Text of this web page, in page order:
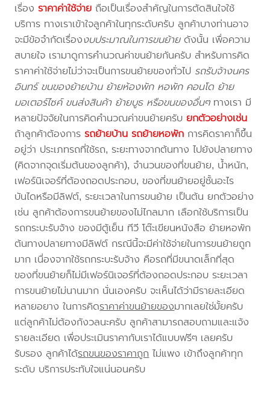
เรื่องราคาค่าใช้จ่าย ถือเป็นเรื่องสำคัญในการตัดสินใจใช้
บริการ ทางเราเข้าใจลูกค้าในทุกระดับครับ ลูกค้าบางท่านอาจ
จะมีข้อจำกัดเรื่องงบประมาณในการขนย้ายดังนั้น เพื่อความ
สบายใจ เรามาดูการคำนวณค่าขนย้ายกันครับ สำหรับการคิด
ราคาค่าใช้จ่ายไม่ว่าจะเป็นการขนย้ายของทั่วไป รถรับจ้างนคร
อินทร์ ขนของย้ายบ้าน ย้ายห้องพัก หอพัก คอนโด ย้าย
มอเตอร์ไซค์ ขนส่งสินค้า ย้ายบูธ หรือขนของอื่นๆทางเรา มี
หลายปัจจัยในการคิดคำนวณค่าขนย้ายครับยกตัวอย่างเช่น
ถ้าลูกค้าต้องการรถย้ายบ้าน รถย้ายหอพัก การคิดราคาก็ขึ้น
อยู่ว่า ประเภทรถที่ใช้รถ, ระยะทางจากต้นทาง ไปยังปลายทาง
(คิดจากจุดเริ่มต้นของลูกค้า), จำนวนของที่ขนย้าย, น้ำหนัก,
เฟอร์นิเจอร์ที่ต้องถอดประกอบ, ของที่ขนย้ายอยู่ชั้นอะไร
บันไดหรือมีลิฟต์, ระยะเวลาในการขนย้าย เป็นต้น ยกตัวอย่าง
เช่น ลูกค้าต้องการขนย้ายของไม่ไกลมาก เลือกใช้บริการเป็น
รถกระบะรับจ้าง ของมีตู้เย็น ทีวี โต๊ะเขียนหนังสือ ย้ายหอพัก
ต้นทางปลายทางมีลิฟต์ กรณีนี้จะมีค่าใช้จ่ายในการขนย้ายถูก
มาก เนื่องจากใช้รถกระบะรับจ้าง คือรถที่มีขนาดเล็กที่สุด
ของที่ขนย้ายก็ไม่มีเฟอร์นิเจอร์ที่ต้องถอดประกอบ ระยะเวลา
การขนย้ายไม่นานมาก นั่นเองครับ จะเห็นได้ว่ามีรายละเอียด
หลายอยาง ในการคิดราคาค่าขนย้ายของมากเลยใช่มั้ยครับ
แต่ลูกค้าไม่ต้องกังวลนะครับ ลูกค้าสามารถสอบถามและแจ้ง
รายละเอียด เพื่อประเมินราคากับเราได้แบบฟรีๆ เลยครับ
รับรอง ลูกค้าได้รถขนของราคาถูกไม่แพง เข้าถึงลูกค้าทุก
ระดับ บริการประทับใจแน่นอนครับ